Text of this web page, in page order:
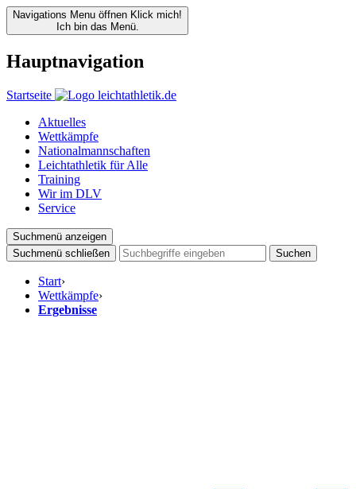
Navigations Menu öffnen Klick mich!
Ich bin das Menü.
Hauptnavigation
Startseite
Aktuelles
Wettkämpfe
Nationalmannschaften
Leichtathletik für Alle
Training
Wir im DLV
Service
Suchmenü anzeigen
Suchmenü schließen
Suchen
Start›
Wettkämpfe›
Ergebnisse